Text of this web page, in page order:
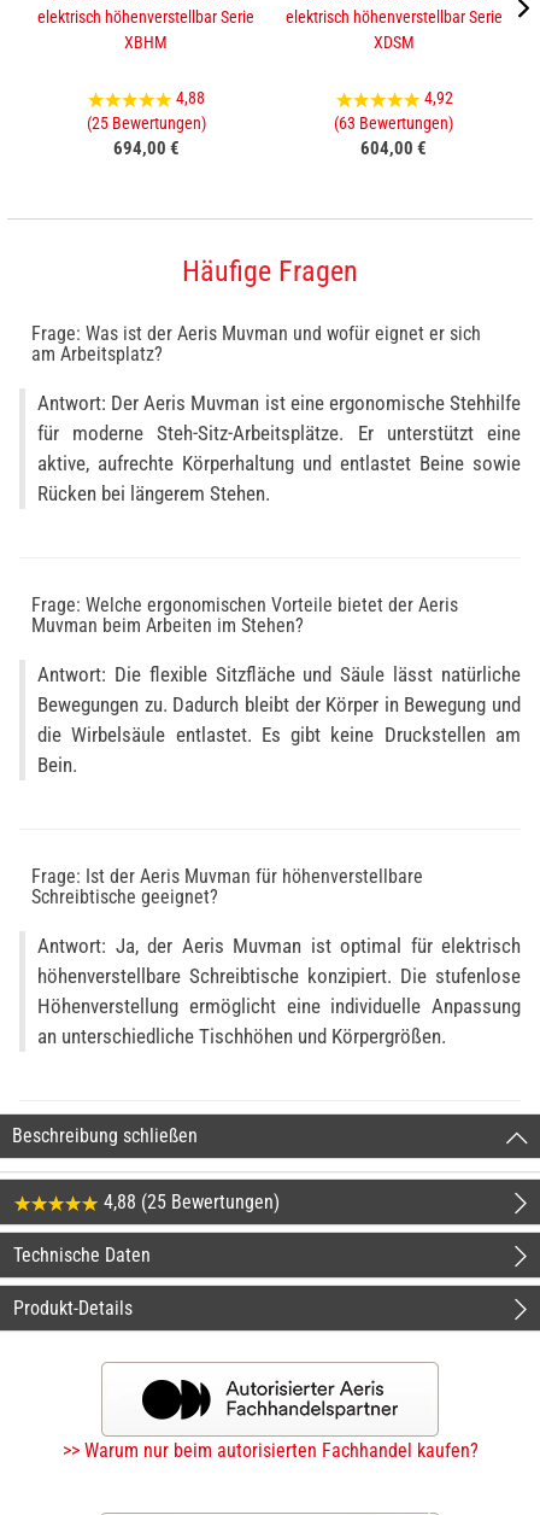
elektrisch höhenverstellbar Serie
XBHM
4,88
(25 Bewertungen)
694,00 €
elektrisch höhenverstellbar Serie
XDSM
4,92
(63 Bewertungen)
604,00 €
Häufige Fragen
Frage: Was ist der Aeris Muvman und wofür eignet er sich
am Arbeitsplatz?
Antwort: Der Aeris Muvman ist eine ergonomische Stehhilfe
für moderne Steh-Sitz-Arbeitsplätze. Er unterstützt eine
aktive, aufrechte Körperhaltung und entlastet Beine sowie
Rücken bei längerem Stehen.
Frage: Welche ergonomischen Vorteile bietet der Aeris
Muvman beim Arbeiten im Stehen?
Antwort: Die flexible Sitzfläche und Säule lässt natürliche
Bewegungen zu. Dadurch bleibt der Körper in Bewegung und
die Wirbelsäule entlastet. Es gibt keine Druckstellen am
Bein.
Frage: Ist der Aeris Muvman für höhenverstellbare
Schreibtische geeignet?
Antwort: Ja, der Aeris Muvman ist optimal für elektrisch
höhenverstellbare Schreibtische konzipiert. Die stufenlose
Höhenverstellung ermöglicht eine individuelle Anpassung
an unterschiedliche Tischhöhen und Körpergrößen.
Beschreibung schließen
4,88 (25 Bewertungen)
Technische Daten
Produkt-Details
>> Warum nur beim autorisierten Fachhandel kaufen?